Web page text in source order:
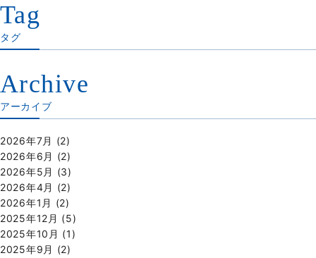
Tag
タグ
Archive
アーカイブ
2026年7月 (2)
2026年6月 (2)
2026年5月 (3)
2026年4月 (2)
2026年1月 (2)
2025年12月 (5)
2025年10月 (1)
2025年9月 (2)